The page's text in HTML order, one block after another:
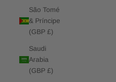
São Tomé
& Príncipe
(GBP £)
Saudi
Arabia
(GBP £)